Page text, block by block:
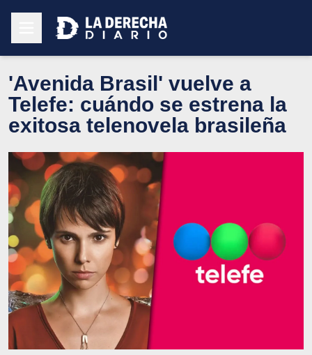
'Avenida Brasil' vuelve a
Telefe: cuándo se estrena la
exitosa telenovela brasileña